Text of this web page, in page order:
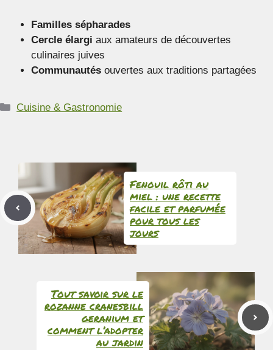
Familles sépharades
Cercle élargi aux amateurs de découvertes
culinaires juives
Communautés ouvertes aux traditions partagées
Catégories
Cuisine & Gastronomie
Fenouil rôti au
miel : une recette
facile et parfumée
pour tous les
jours
Tout savoir sur le
rozanne cranesbill
geranium et
comment l’adopter
au jardin